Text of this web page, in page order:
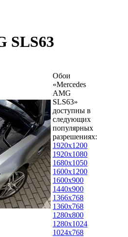
SLS63
Обои
«Mercedes
AMG
SLS63»
доступны в
следующих
популярных
разрешениях:
1920x1200
1920x1080
1680x1050
1600x1200
1600x900
1440x900
1366x768
1360x768
1280x800
1280x1024
1024x768